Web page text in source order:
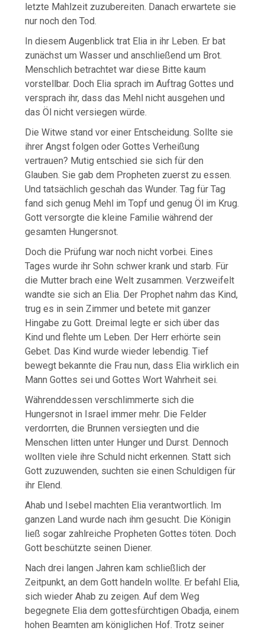
letzte Mahlzeit zuzubereiten. Danach erwartete sie
nur noch den Tod.
In diesem Augenblick trat Elia in ihr Leben. Er bat
zunächst um Wasser und anschließend um Brot.
Menschlich betrachtet war diese Bitte kaum
vorstellbar. Doch Elia sprach im Auftrag Gottes und
versprach ihr, dass das Mehl nicht ausgehen und
das Öl nicht versiegen würde.
Die Witwe stand vor einer Entscheidung. Sollte sie
ihrer Angst folgen oder Gottes Verheißung
vertrauen? Mutig entschied sie sich für den
Glauben. Sie gab dem Propheten zuerst zu essen.
Und tatsächlich geschah das Wunder. Tag für Tag
fand sich genug Mehl im Topf und genug Öl im Krug.
Gott versorgte die kleine Familie während der
gesamten Hungersnot.
Doch die Prüfung war noch nicht vorbei. Eines
Tages wurde ihr Sohn schwer krank und starb. Für
die Mutter brach eine Welt zusammen. Verzweifelt
wandte sie sich an Elia. Der Prophet nahm das Kind,
trug es in sein Zimmer und betete mit ganzer
Hingabe zu Gott. Dreimal legte er sich über das
Kind und flehte um Leben. Der Herr erhörte sein
Gebet. Das Kind wurde wieder lebendig. Tief
bewegt bekannte die Frau nun, dass Elia wirklich ein
Mann Gottes sei und Gottes Wort Wahrheit sei.
Währenddessen verschlimmerte sich die
Hungersnot in Israel immer mehr. Die Felder
verdorrten, die Brunnen versiegten und die
Menschen litten unter Hunger und Durst. Dennoch
wollten viele ihre Schuld nicht erkennen. Statt sich
Gott zuzuwenden, suchten sie einen Schuldigen für
ihr Elend.
Ahab und Isebel machten Elia verantwortlich. Im
ganzen Land wurde nach ihm gesucht. Die Königin
ließ sogar zahlreiche Propheten Gottes töten. Doch
Gott beschützte seinen Diener.
Nach drei langen Jahren kam schließlich der
Zeitpunkt, an dem Gott handeln wollte. Er befahl Elia,
sich wieder Ahab zu zeigen. Auf dem Weg
begegnete Elia dem gottesfürchtigen Obadja, einem
hohen Beamten am königlichen Hof. Trotz seiner